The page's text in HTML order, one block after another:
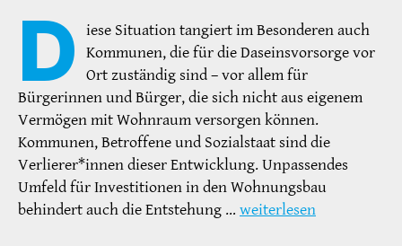
D iese Situation tangiert im Besonderen auch
Kommunen, die für die Daseinsvorsorge vor
Ort zuständig sind – vor allem für
Bürgerinnen und Bürger, die sich nicht aus eigenem
Vermögen mit Wohnraum versorgen können.
Kommunen, Betroffene und Sozialstaat sind die
Verlierer*innen dieser Entwicklung. Unpassendes
Umfeld für Investitionen in den Wohnungsbau
behindert auch die Entstehung … weiterlesen